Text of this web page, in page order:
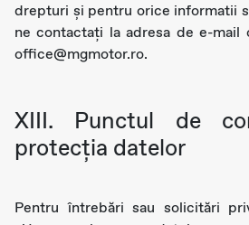
drepturi și pentru orice informatii
ne contactați la adresa de e-mail
office@mgmotor.ro.
XIII. Punctul de
protecţia datelor
Pentru întrebări sau solicitări